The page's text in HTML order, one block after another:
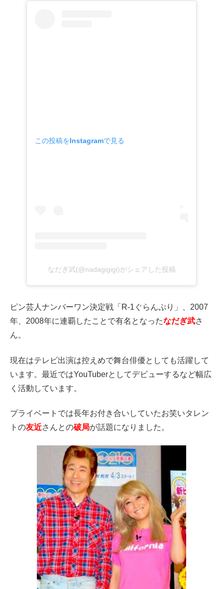
この投稿をInstagramで見る
なだぎ武(@nadagigigi)がシェアした投稿
ピン芸人ナンバーワン決定戦「R-1ぐらんぷり」、2007
年、2008年に連覇したことで有名となったなだぎ武さ
ん。
現在はテレビ出演は控えめで舞台俳優としても活躍して
います。最近ではYouTuberとしてデビューするなど幅広
く活動しています。
プライベートでは長年お付き合いしていたお笑いタレン
トの友近さんとの破局が話題になりました。